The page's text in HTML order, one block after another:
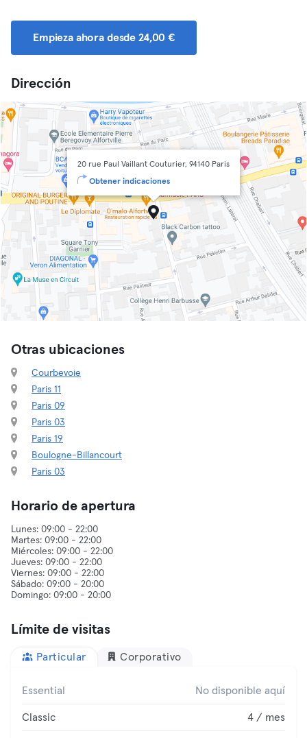
Empieza ahora desde 24,00 €
Dirección
20 rue Paul Vaillant Couturier, 94140 Paris
Obtener indicaciones
Otras ubicaciones
Courbevoie
Paris 11
Paris 09
Paris 03
Paris 19
Boulogne-Billancourt
Paris 03
Horario de apertura
Lunes: 09:00 - 22:00
Martes: 09:00 - 22:00
Miércoles: 09:00 - 22:00
Jueves: 09:00 - 22:00
Viernes: 09:00 - 22:00
Sábado: 09:00 - 20:00
Límite de visitas
Particular Corporativo
Essential No disponible aquí
Classic 4 / mes